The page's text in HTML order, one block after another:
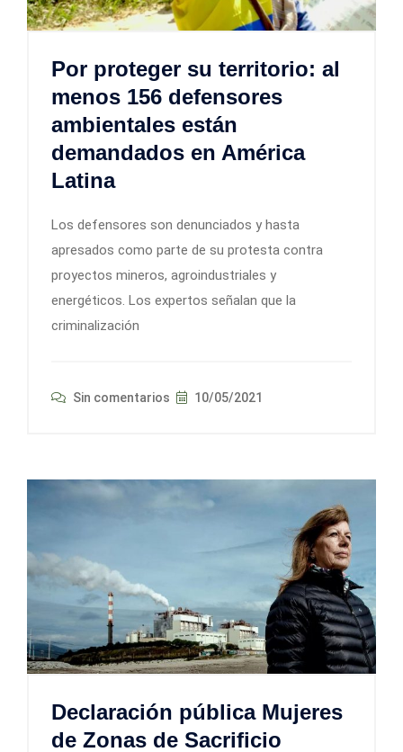
Por proteger su territorio: al
menos 156 defensores
ambientales están
demandados en América
Latina
Los defensores son denunciados y hasta
apresados como parte de su protesta contra
proyectos mineros, agroindustriales y
energéticos. Los expertos señalan que la
criminalización
Sin comentarios 10/05/2021
Declaración pública Mujeres
de Zonas de Sacrificio